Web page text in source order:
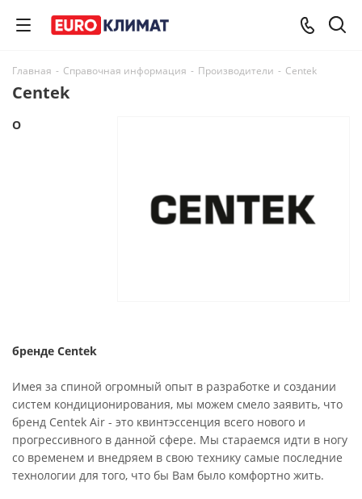
Главная - Справочная информация - Производители - Centek
Centek
О
бренде Centek
Имея за спиной огромный опыт в разработке и создании
систем кондиционирования, мы можем смело заявить, что
бренд Centek Air - это квинтэссенция всего нового и
прогрессивного в данной сфере. Мы стараемся идти в ногу
со временем и внедряем в свою технику самые последние
технологии для того, что бы Вам было комфортно жить.